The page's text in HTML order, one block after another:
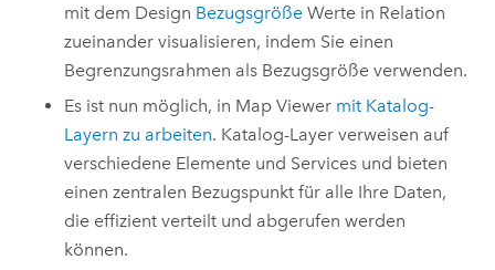
mit dem Design Bezugsgröße Werte in Relation
zueinander visualisieren, indem Sie einen
Begrenzungsrahmen als Bezugsgröße verwenden.
Es ist nun möglich, in Map Viewer mit Katalog-
Layern zu arbeiten. Katalog-Layer verweisen auf
verschiedene Elemente und Services und bieten
einen zentralen Bezugspunkt für alle Ihre Daten,
die effizient verteilt und abgerufen werden
können.